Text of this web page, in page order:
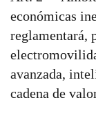
económicas
reglamentará,
avanzada,
cadena de